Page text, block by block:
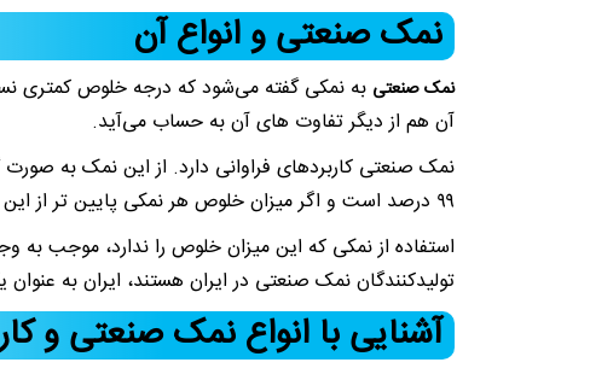
نمک صنعتی و انواع آن
نمک صنعتی به نمکی گفته می‌شود که درجه خلوص کمتری
آن هم از دیگر تفاوت های آن به حساب می‌آید.
نمک صنعتی کاربردهای فراوانی دارد. از این نمک به
۹۹ درصد است و اگر میزان خلوص هر نمکی پایین تر از این مقدار باشد، دیگر نمی‌توان به عنوان نمک خوراکی از آن استفاده کرد.
استفاده از نمکی که این میزان خلوص را ندارد، موجب
تولیدکنندگان نمک صنعتی در ایران هستند، ایران به
آشنایی با انواع نمک صنعتی و